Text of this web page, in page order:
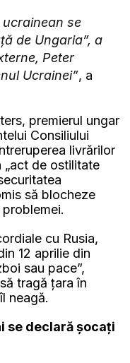
se
de Ungaria”, a
Peter
Ucrainei”, a
premierul ungar
Consiliului
livrărilor
de ostilitate
să blocheze
cu Rusia,
12 aprilie din
sau pace”,
tragă țara în
neagă.
se declară șocați